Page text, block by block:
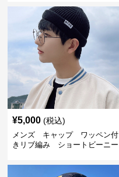
¥5,000 (税込)
メンズ キャップ ワッペン付
きリブ編み ショートビーニー